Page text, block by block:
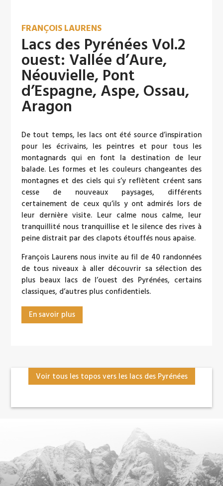
FRANÇOIS LAURENS
Lacs des Pyrénées Vol.2
ouest: Vallée d’Aure,
Néouvielle, Pont
d’Espagne, Aspe, Ossau,
Aragon
De tout temps, les lacs ont été source d’inspiration
pour les écrivains, les peintres et pour tous les
montagnards qui en font la destination de leur
balade. Les formes et les couleurs changeantes des
montagnes et des ciels qui s’y reflètent créent sans
cesse de nouveaux paysages, différents
certainement de ceux qu’ils y ont admirés lors de
leur dernière visite. Leur calme nous calme, leur
tranquillité nous tranquillise et le silence des rives à
peine distrait par des clapots étouffés nous apaise.
François Laurens nous invite au fil de 40 randonnées
de tous niveaux à aller découvrir sa sélection des
plus beaux lacs de l’ouest des Pyrénées, certains
classiques, d’autres plus confidentiels.
En savoir plus
Voir tous les topos vers les lacs des Pyrénées